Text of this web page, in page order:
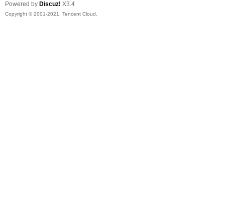
Powered by Discuz! X3.4
Copyright © 2001-2021, Tencent Cloud.